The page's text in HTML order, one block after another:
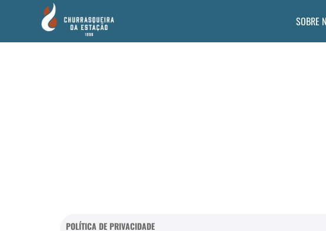
SOBRE
POLÍTICA DE PRIVACIDADE